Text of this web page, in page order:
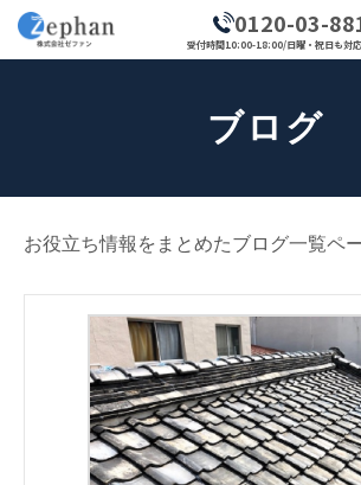
0120-03-
受付時間10:00-18:00/日曜・祝日も対
ブログ
お役立ち情報をまとめたブログ一覧ペ